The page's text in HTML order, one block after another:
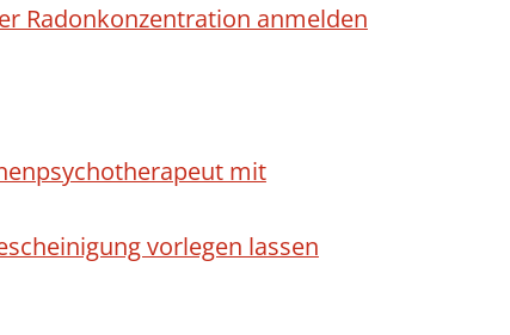
Radonkonzentration anmelden
mit
vorlegen lassen